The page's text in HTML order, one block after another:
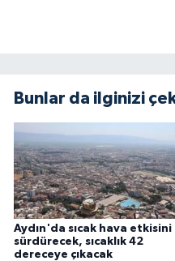
Bunlar da ilginizi
Aydın'da sıcak hava etkisini
sürdürecek, sıcaklık 42
dereceye çıkacak